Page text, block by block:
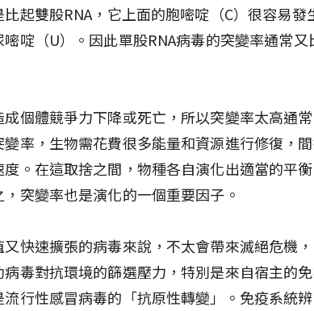
起雙股RNA，它上面的胞嘧啶（C）很容易發
啶（U）。因此單股RNA病毒的突變率通常又
個體競爭力下降或死亡，所以突變率太高通
率，生物需花費很多能量和資源進行修復，
。在這取捨之間，物種各自演化出適當的平
突變率也是演化的一個重要因子。
快速擴張的病毒來說，不太會帶來滅絕危機
毒對抗環境的篩選壓力，特別是來自宿主的
行性感冒病毒的「抗原性轉變」。免疫系統